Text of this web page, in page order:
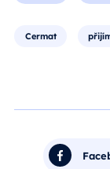
Cermat